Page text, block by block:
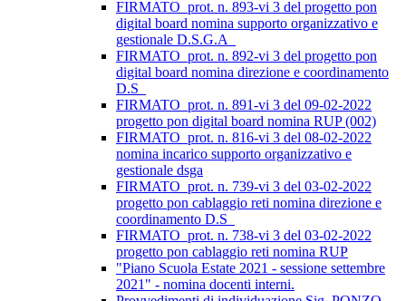
FIRMATO_prot. n. 893-vi 3 del progetto pon
digital board nomina supporto organizzativo e
gestionale D.S.G.A_
FIRMATO_prot. n. 892-vi 3 del progetto pon
digital board nomina direzione e coordinamento
D.S_
FIRMATO_prot. n. 891-vi 3 del 09-02-2022
progetto pon digital board nomina RUP (002)
FIRMATO_prot. n. 816-vi 3 del 08-02-2022
nomina incarico supporto organizzativo e
gestionale dsga
FIRMATO_prot. n. 739-vi 3 del 03-02-2022
progetto pon cablaggio reti nomina direzione e
coordinamento D.S_
FIRMATO_prot. n. 738-vi 3 del 03-02-2022
progetto pon cablaggio reti nomina RUP
"Piano Scuola Estate 2021 - sessione settembre
2021" - nomina docenti interni.